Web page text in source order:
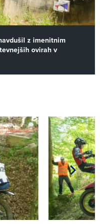
z imenitnim
ovirah v